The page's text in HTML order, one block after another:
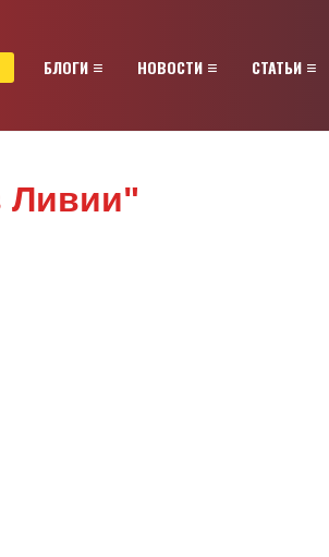
БЛОГИ НОВОСТИ СТАТЬИ
Ливии"